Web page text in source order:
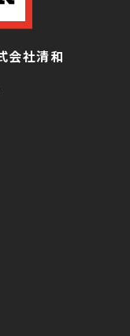
社清和